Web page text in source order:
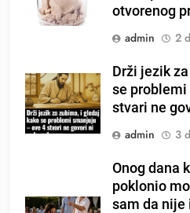
otvorenog
admin
2
Drži jezik
se
stvari ne
admin
3
Onog dana
poklonio
sam da nije